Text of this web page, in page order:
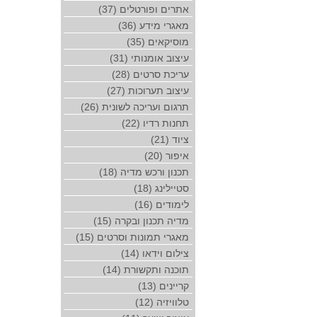
אתרים ופורטלים (37)
מאגרי מידע (36)
מוסיקאים (35)
עיצוב אומנותי (31)
עריכת סרטים (28)
עיצוב תערוכות (27)
תרגום ועריכה לשונית (26)
תחנות רדיו (22)
ציוד (21)
איפור (20)
תכנון ורכש מדיה (18)
סטיילינג (18)
לימודים (16)
מדיה תכנון ובקרה (15)
מאגרי תמונות וסרטים (15)
צילום וידאו (14)
תוכנה ותקשורת (14)
קריינים (13)
טלוויזיה (12)